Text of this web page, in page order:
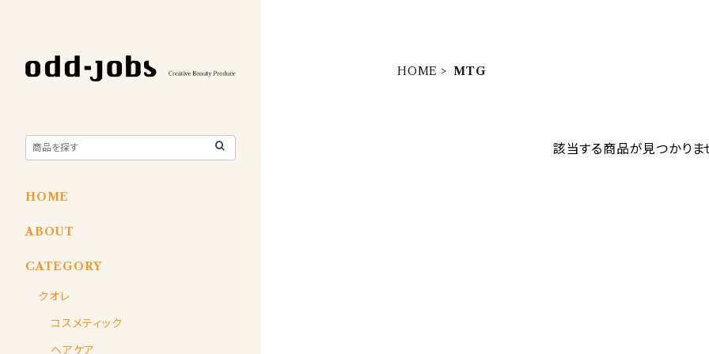
HOME MTG
該当する商品が見つかりま
HOME
ABOUT
CATEGORY
クオレ
コスメティック
ヘアケア